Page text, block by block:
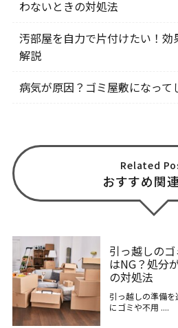
わないときの対処法
汚部屋を自力で片付けたい！効
解説
病気が原因？ゴミ屋敷になって
Related
おすすめ関
引っ越しの
はNG？処分
の対処法
引っ越しの準備
にゴミや不用 ....